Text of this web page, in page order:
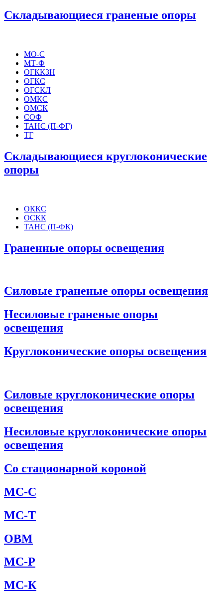
Складывающиеся граненые опоры
МО-С
МТ-Ф
ОГККЗН
ОГКС
ОГСКЛ
ОМКС
ОМСК
СОФ
ТАНС (П-ФГ)
ТГ
Складывающиеся круглоконические
опоры
ОККС
ОСКК
ТАНС (П-ФК)
Граненные опоры освещения
Силовые граненые опоры освещения
Несиловые граненые опоры
освещения
Круглоконические опоры освещения
Силовые круглоконические опоры
освещения
Несиловые круглоконические опоры
освещения
Со стационарной короной
МС-С
МС-Т
ОВМ
МС-Р
МС-К